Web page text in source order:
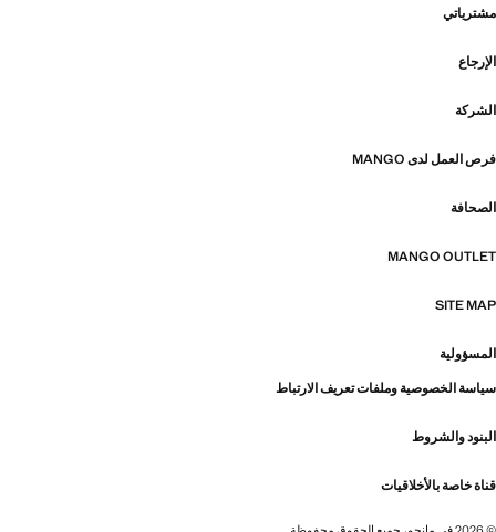
مشترياتي
الإرجاع
الشركة
فرص العمل لدى MANGO
الصحافة
MANGO OUTLET
SITE MAP
المسؤولية
سياسة الخصوصية وملفات تعريف الارتباط
البنود والشروط
قناة خاصة بالأخلاقيات